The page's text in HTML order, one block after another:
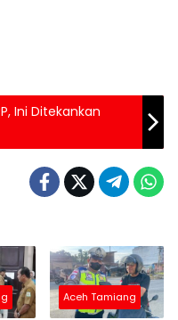
Ini Ditekankan
Aceh Tamiang